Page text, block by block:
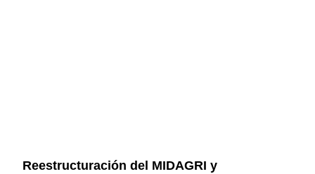
Reestructuración del MIDAGRI y